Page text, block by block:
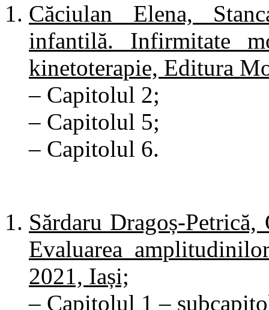
Căciulan Elena,
infantilă. Infirmitate
kinetoterapie, Editura
– Capitolul 2;
– Capitolul 5;
– Capitolul 6.
Sărdaru Dragoș-
Evaluarea
2021, Iași;
– Capitolul 1 –